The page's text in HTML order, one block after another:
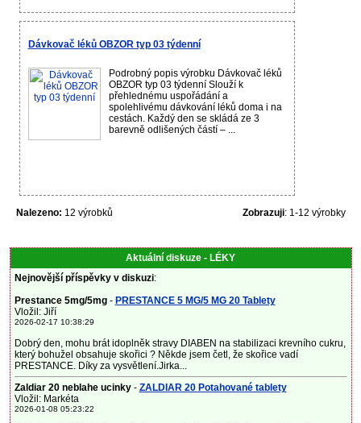
Dávkovač léků OBZOR typ 03 týdenní
Podrobný popis výrobku Dávkovač léků
OBZOR typ 03 týdenní Slouží k
přehlednému uspořádání a
spolehlivému dávkování léků doma i na
cestách. Každý den se skládá ze 3
barevně odlišených částí – ...
Nalezeno: 12 výrobků Zobrazuji: 1-12 výrobky
Aktuální diskuze - LÉKY
Nejnovější příspěvky v diskuzi:
Prestance 5mg/5mg- PRESTANCE 5 MG/5 MG 20 Tablety
Vložil: Jiří
2026-02-17 10:38:29
Dobrý den, mohu brát idoplněk stravy DIABEN na stabilizaci krevního cukru,
který bohužel obsahuje skořici ? Někde jsem četl, že skořice vadí
PRESTANCE. Díky za vysvětlení.Jirka...
Zaldiar 20 neblahe ucinky- ZALDIAR 20 Potahované tablety
Vložil: Markéta
2026-01-08 05:23:22